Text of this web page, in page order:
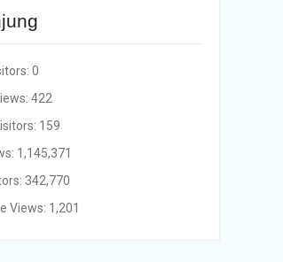
0
422
159
1,145,371
342,770
Views: 1,201